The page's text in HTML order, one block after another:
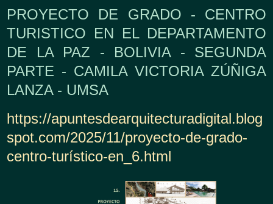
PROYECTO DE GRADO - CENTRO
TURISTICO EN EL DEPARTAMENTO
DE LA PAZ - BOLIVIA - SEGUNDA
PARTE - CAMILA VICTORIA ZÚÑIGA
LANZA - UMSA
https://apuntesdearquitecturadigital.blog
spot.com/2025/11/proyecto-de-grado-
centro-turístico-en_6.html